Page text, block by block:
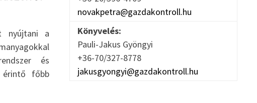
nyújtani a
és
érintő főbb
novakpetra@gazdakontroll.hu
Könyvelés:
Pauli-Jakus Gyöngyi
+36-70/327-8778
jakusgyongyi@gazdakontroll.hu